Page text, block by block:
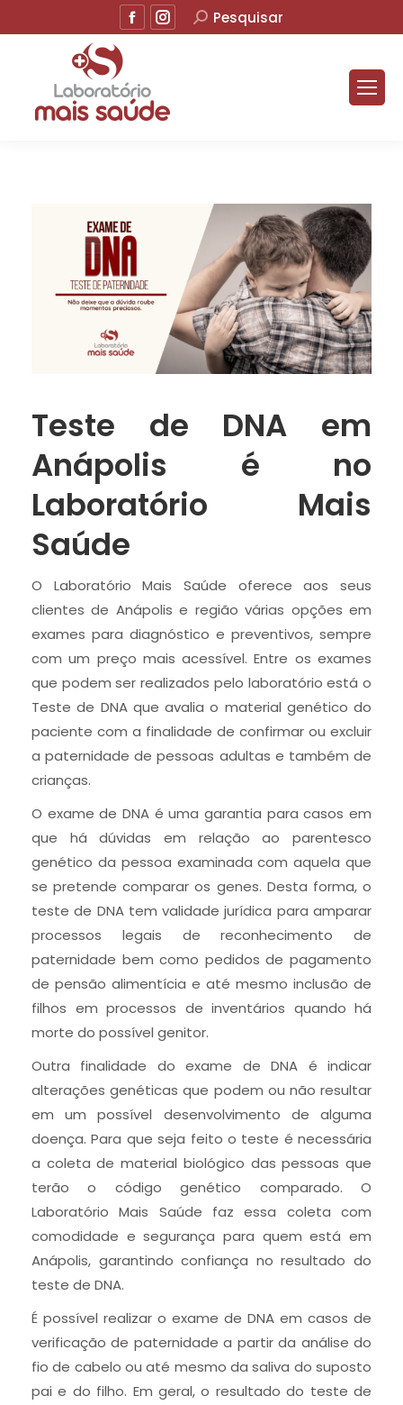
FacebookInstagramBuscar
Pesquisar
Teste de DNA em
Anápolis é no
Laboratório Mais
Saúde
O Laboratório Mais Saúde oferece aos seus
clientes de Anápolis e região várias opções em
exames para diagnóstico e preventivos, sempre
com um preço mais acessível. Entre os exames
que podem ser realizados pelo laboratório está o
Teste de DNA que avalia o material genético do
paciente com a finalidade de confirmar ou excluir
a paternidade de pessoas adultas e também de
crianças.
O exame de DNA é uma garantia para casos em
que há dúvidas em relação ao parentesco
genético da pessoa examinada com aquela que
se pretende comparar os genes. Desta forma, o
teste de DNA tem validade jurídica para amparar
processos legais de reconhecimento de
paternidade bem como pedidos de pagamento
de pensão alimentícia e até mesmo inclusão de
filhos em processos de inventários quando há
morte do possível genitor.
Outra finalidade do exame de DNA é indicar
alterações genéticas que podem ou não resultar
em um possível desenvolvimento de alguma
doença. Para que seja feito o teste é necessária
a coleta de material biológico das pessoas que
terão o código genético comparado. O
Laboratório Mais Saúde faz essa coleta com
comodidade e segurança para quem está em
Anápolis, garantindo confiança no resultado do
teste de DNA.
É possível realizar o exame de DNA em casos de
verificação de paternidade a partir da análise do
fio de cabelo ou até mesmo da saliva do suposto
pai e do filho. Em geral, o resultado do teste de